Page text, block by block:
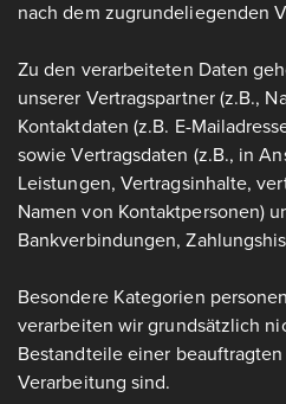
nach dem zugrundeliegenden
Zu den verarbeiteten Daten
unserer Vertragspartner (z.B.,
Kontaktdaten (z.B. E-
sowie Vertragsdaten (z.B., in
Leistungen, Vertragsinhalte,
Namen von Kontaktpersonen)
Bankverbindungen,
Besondere Kategorien
verarbeiten wir grundsätzlich
Bestandteile einer
Verarbeitung sind.